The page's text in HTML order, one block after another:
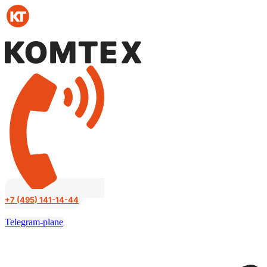
Перейти
к
содержимому
+7 (495) 141-14-44
Telegram-plane